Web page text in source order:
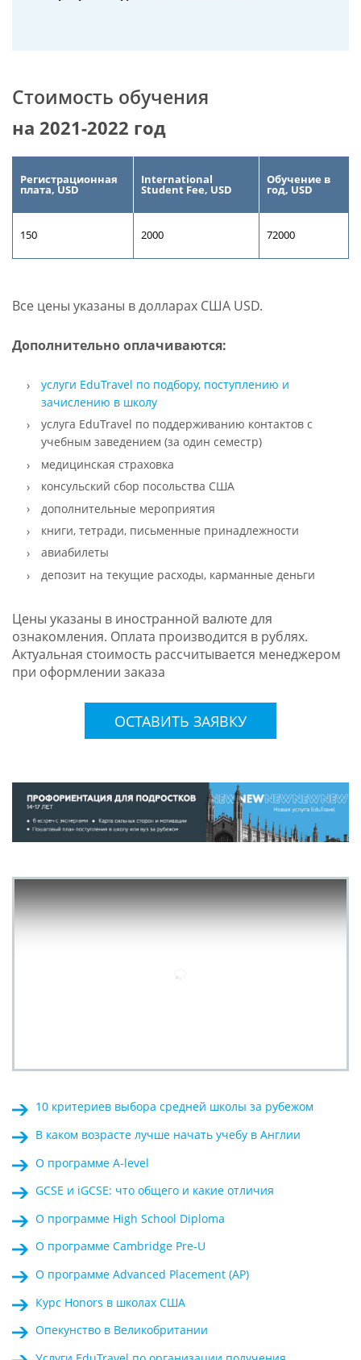
Стоимость обучения
на 2021-2022 год
Регистрационная
плата, USD
International
Student Fee, USD
Обучение в
год, USD
150 2000 72000
Все цены указаны в долларах США USD.
Дополнительно оплачиваются:
услуги EduTravel по подбору, поступлению и
зачислению в школу
услуга EduTravel по поддерживанию контактов с
учебным заведением (за один семестр)
медицинская страховка
консульский сбор посольства США
дополнительные мероприятия
книги, тетради, письменные принадлежности
авиабилеты
депозит на текущие расходы, карманные деньги
Цены указаны в иностранной валюте для
ознакомления. Оплата производится в рублях.
Актуальная стоимость рассчитывается менеджером
при оформлении заказа
ОСТАВИТЬ ЗАЯВКУ
10 критериев выбора средней школы за рубежом
В каком возрасте лучше начать учебу в Англии
О программе A-level
GCSE и iGCSE: что общего и какие отличия
О программе High School Diploma
О программе Cambridge Pre-U
О программе Advanced Placement (AP)
Курс Honors в школах США
Опекунство в Великобритании